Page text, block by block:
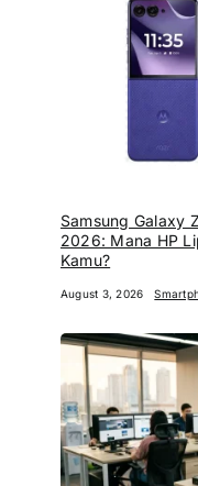
Samsung Galaxy
2026: Mana HP
Kamu?
August 3, 2026